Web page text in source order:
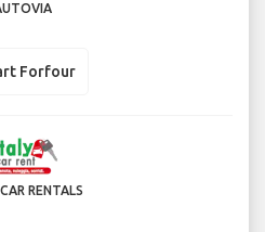
Forfour
RENTALS